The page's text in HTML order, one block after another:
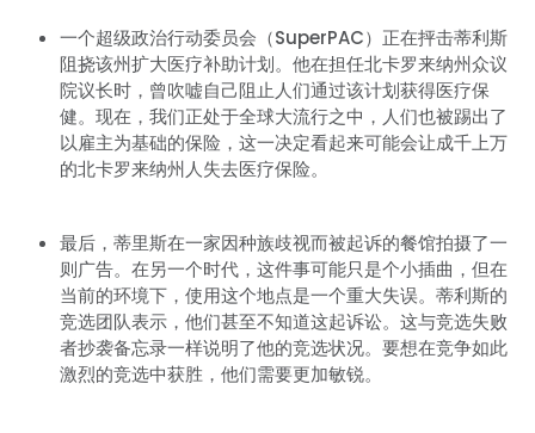
一个超级政治行动委员会（SuperPAC）正在抨击蒂利斯
阻挠该州扩大医疗补助计划。他在担任北卡罗来纳州众议
院议长时，曾吹嘘自己阻止人们通过该计划获得医疗保
健。现在，我们正处于全球大流行之中，人们也被踢出了
以雇主为基础的保险，这一决定看起来可能会让成千上万
的北卡罗来纳州人失去医疗保险。
最后，蒂里斯在一家因种族歧视而被起诉的餐馆拍摄了一
则广告。在另一个时代，这件事可能只是个小插曲，但在
当前的环境下，使用这个地点是一个重大失误。蒂利斯的
竞选团队表示，他们甚至不知道这起诉讼。这与竞选失败
者抄袭备忘录一样说明了他的竞选状况。要想在竞争如此
激烈的竞选中获胜，他们需要更加敏锐。